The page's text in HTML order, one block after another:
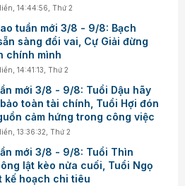
,14:44:56, Thứ 2
tuần mới 3/8 - 9/8: Bạch
sàng đổi vai, Cự Giải đừng
chính mình
,14:41:13, Thứ 2
mới 3/8 - 9/8: Tuổi Dậu hãy
toàn tài chính, Tuổi Hợi đón
cảm hứng trong công việc
,13:36:32, Thứ 2
mới 3/8 - 9/8: Tuổi Thìn
lật kèo nửa cuối, Tuổi Ngọ
kế hoạch chi tiêu